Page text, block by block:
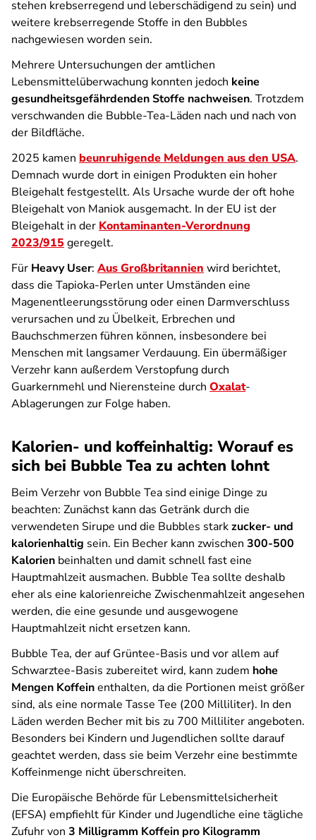
stehen krebserregend und leberschädigend zu sein) und
weitere krebserregende Stoffe in den Bubbles
nachgewiesen worden sein.
Mehrere Untersuchungen der amtlichen
Lebensmittelüberwachung konnten jedoch keine
gesundheitsgefährdenden Stoffe nachweisen. Trotzdem
verschwanden die Bubble-Tea-Läden nach und nach von
der Bildfläche.
2025 kamen beunruhigende Meldungen aus den USA.
Demnach wurde dort in einigen Produkten ein hoher
Bleigehalt festgestellt. Als Ursache wurde der oft hohe
Bleigehalt von Maniok ausgemacht. In der EU ist der
Bleigehalt in der Kontaminanten-Verordnung
2023/915 geregelt.
Für Heavy User: Aus Großbritannien wird berichtet,
dass die Tapioka-Perlen unter Umständen eine
Magenentleerungsstörung oder einen Darmverschluss
verursachen und zu Übelkeit, Erbrechen und
Bauchschmerzen führen können, insbesondere bei
Menschen mit langsamer Verdauung. Ein übermäßiger
Verzehr kann außerdem Verstopfung durch
Guarkernmehl und Nierensteine durch Oxalat-
Ablagerungen zur Folge haben.
Kalorien- und koffeinhaltig: Worauf es
sich bei Bubble Tea zu achten lohnt
Beim Verzehr von Bubble Tea sind einige Dinge zu
beachten: Zunächst kann das Getränk durch die
verwendeten Sirupe und die Bubbles starkzucker- und
kalorienhaltig sein. Ein Becher kann zwischen 300-500
Kalorien beinhalten und damit schnell fast eine
Hauptmahlzeit ausmachen. Bubble Tea sollte deshalb
eher als eine kalorienreiche Zwischenmahlzeit angesehen
werden, die eine gesunde und ausgewogene
Hauptmahlzeit nicht ersetzen kann.
Bubble Tea, der auf Grüntee-Basis und vor allem auf
Schwarztee-Basis zubereitet wird, kann zudem hohe
Mengen Koffeinenthalten, da die Portionen meist größer
sind, als eine normale Tasse Tee (200 Milliliter). In den
Läden werden Becher mit bis zu 700 Milliliter angeboten.
Besonders bei Kindern und Jugendlichen sollte darauf
geachtet werden, dass sie beim Verzehr eine bestimmte
Koffeinmenge nicht überschreiten.
Die Europäische Behörde für Lebensmittelsicherheit
(EFSA) empfiehlt für Kinder und Jugendliche eine tägliche
Zufuhr von 3 Milligramm Koffein pro Kilogramm